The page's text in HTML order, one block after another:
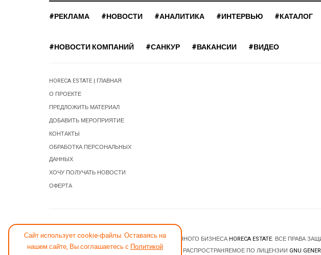
Сайт использует cookie-файлы. Оставаясь на
нашем сайте, Вы соглашаетесь с Политикой
#РЕКЛАМА #НОВОСТИ #АНАЛИТИКА #ИНТЕРВЬЮ #КАТАЛОГ
#НОВОСТИ КОМПАНИЙ #САНКУР #ВАКАНСИИ #ВИДЕО
HORECA ESTATE | ГЛАВНАЯ
О ПРОЕКТЕ
ПРЕДЛОЖИТЬ МАТЕРИАЛ
ДОБАВИТЬ МЕРОПРИЯТИЕ
КОНТАКТЫ
ОБРАБОТКА ПЕРСОНАЛЬНЫХ
ДАННЫХ
ХОЧУ ПОЛУЧАТЬ НОВОСТИ
ОФЕРТА
© 2026 НОВОСТИ ГОСТИНИЧНОГО И РЕСТОРАННОГО БИЗНЕСА HORECA ESTATE. ВСЕ ПРАВА
JOOMLA! CMS- ПРОГРАММНОЕ ОБЕСПЕЧЕНИЕ, РАСПРОСТРАНЯЕМОЕ ПО ЛИЦЕНЗИИ GNU